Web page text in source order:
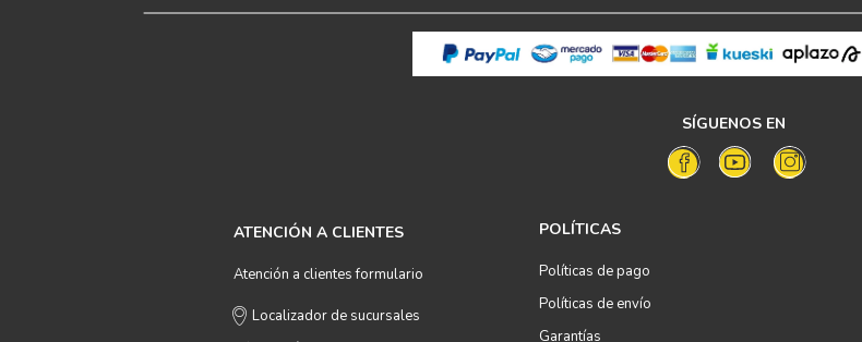
SÍGUENOS EN
ATENCIÓN A CLIENTES
Atención a clientes formulario
Localizador de sucursales
POLÍTICAS
Políticas de pago
Políticas de envío
Garantías